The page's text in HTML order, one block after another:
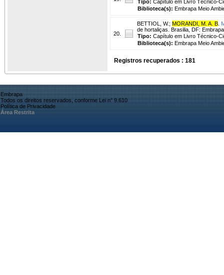
Tipo: Capítulo em Livro Técnico-
Biblioteca(s): Embrapa Meio
20.
BETTIOL, W.; MORANDI, M. A. B
de hortaliças. Brasilia, DF:
Tipo: Capítulo em Livro Técnico-
Biblioteca(s): Embrapa Meio
Registros recuperados : 181
Embrapa
Todos os direitos reservados, conforme Lei n° 9.610
Política de Privacidade
Área Restrita